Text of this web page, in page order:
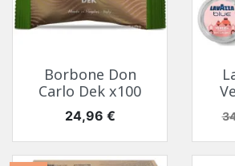
Borbone Don
Carlo Dek x100
Prix
24,96 €